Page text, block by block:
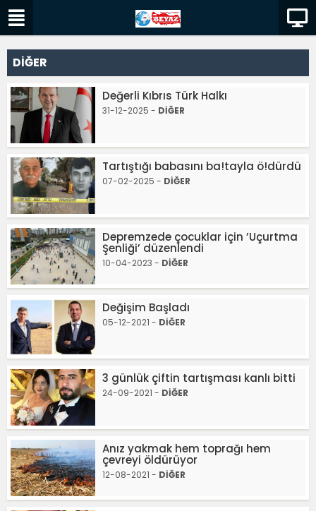
DİĞER
Değerli Kıbrıs Türk Halkı
31-12-2025 - DİĞER
Tartıştığı babasını ba!tayla ö!dürdü
07-02-2025 - DİĞER
Depremzede çocuklar için ’Uçurtma
Şenliği’ düzenlendi
10-04-2023 - DİĞER
Değişim Başladı
05-12-2021 - DİĞER
3 günlük çiftin tartışması kanlı bitti
24-09-2021 - DİĞER
Anız yakmak hem toprağı hem
çevreyi öldürüyor
12-08-2021 - DİĞER